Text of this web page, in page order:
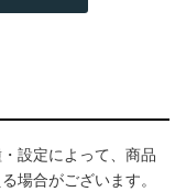
設定によって、商品
場合がございます。